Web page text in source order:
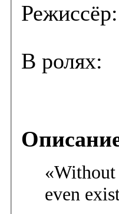
Режиссёр:
В ролях:
«Without
even